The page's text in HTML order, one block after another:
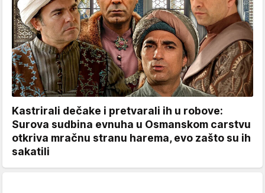
Kastrirali dečake i pretvarali ih u robove:
Surova sudbina evnuha u Osmanskom carstvu
otkriva mračnu stranu harema, evo zašto su ih
sakatili